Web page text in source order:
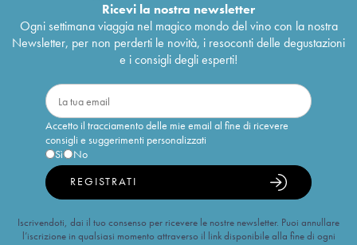
Ricevi la nostra newsletter
Ogni settimana viaggia nel magico mondo del vino con la nostra
Newsletter, per non perderti le novità, i resoconti delle degustazioni
e i consigli degli esperti!
Accetto il tracciamento delle mie email al fine di ricevere
consigli e suggerimenti personalizzati
Sì
No
REGISTRATI
Iscrivendoti, dai il tuo consenso per ricevere le nostre newsletter. Puoi annullare
l’iscrizione in qualsiasi momento attraverso il link disponibile alla fine di ogni